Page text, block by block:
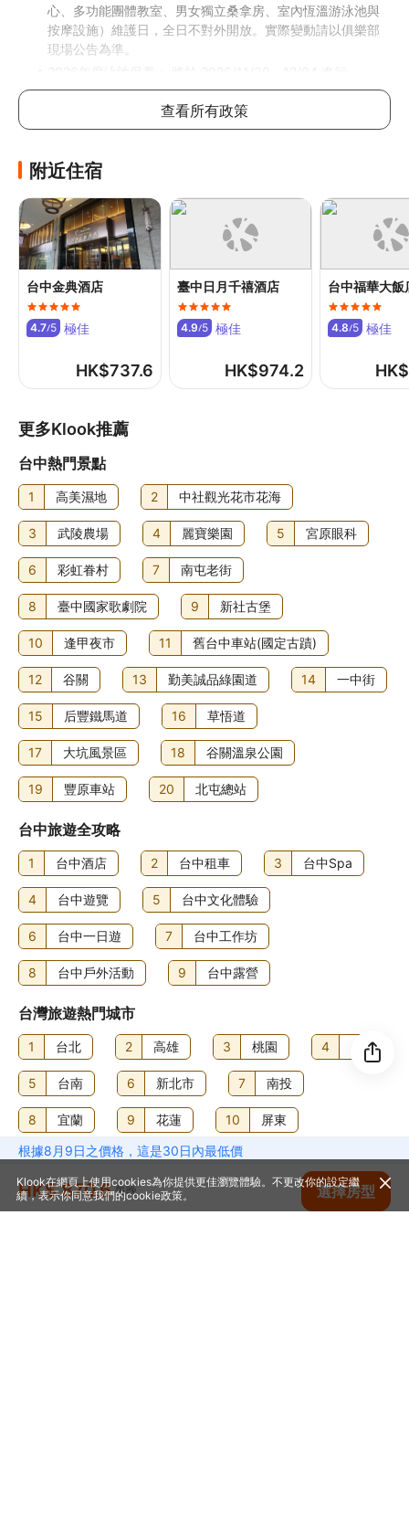
根據8月9日之價格，這是30日內最低價
HK$ 870.6 每晚 選擇房型
查看空房
心、多功能團體教室、男女獨立桑拿房、室內恆溫游泳池與
按摩設施）維護日，全日不對外開放。實際變動請以俱樂部
現場公告為準。
11/30（一）俱樂部全區休館；12/1 - 12/4 僅關閉泳池，其
餘設施正常營運。泳池將於 12/5（六）恢復開放。（註：原
12/7例行休館日移至11/30進行）
任何年齡的兒童均可入住此酒店
年齡 費用
0至3歲
不包餐
免費
不包餐
不包餐
3歲以上兒童入住與成人同價
每間房可允許最多1位3歲或以下兒童與成人共用床鋪。如攜
帶更多兒童，請參考以下說明，具體政策因酒店而異
加床政策
此酒店不可加床
如有兒童同行或額外住客可能需支付額外費用，詳情請向酒
店查詢
寵物政策
不可攜帶寵物
其他費用
自助式早餐費用：成人 TWD748，小童 TWD748 (大約金額)
住宿可能尚有其他額外收費。上述收費及按金不包括稅項，
金額亦可能會有所變動。
食物及飲品
此酒店設有 5 間餐廳，而 溫莎咖啡廳 Windsor Cafe 正是其
一，讓你享用台灣菜。想留在房中的話，你亦可善用客房送
餐服務 (部分時段)。店內的咖啡店/咖啡室亦有小食供應。不
妨到店內的酒吧/酒廊點杯心愛飲品，盡情解渴！住宿每日
06:00 至 10:00 供應自助式早餐，費用另計。
查看所有政策
附近住宿
台中金典酒店
4.7/5 極佳
HK$737.6
臺中日月千禧酒店
4.9/5 極佳
HK$974.2
台中福華大飯
4.8/5 極佳
HK$
更多Klook推薦
台中熱門景點
1 高美濕地 2 中社觀光花市花海
3 武陵農場 4 麗寶樂園 5 宮原眼科
6 彩虹眷村 7 南屯老街
8 臺中國家歌劇院 9 新社古堡
10 逢甲夜市 11 舊台中車站(國定古蹟)
12 谷關 13 勤美誠品綠園道 14 一中街
15 后豐鐵馬道 16 草悟道
17 大坑風景區 18 谷關溫泉公園
19 豐原車站 20 北屯總站
台中旅遊全攻略
1 台中酒店 2 台中租車 3 台中Spa
4 台中遊覽 5 台中文化體驗
6 台中一日遊 7 台中工作坊
8 台中戶外活動 9 台中露營
台灣旅遊熱門城市
1 台北 2 高雄 3 桃園 4 台中
5 台南 6 新北市 7 南投
8 宜蘭 9 花蓮 10 屏東
11 新竹 12 嘉義市 13 苗栗
14 台東 15 澎湖 16 新竹
Klook在網頁上使用cookies為你提供更佳瀏覽體驗。不更改你的設定繼
續，表示你同意我們的cookie政策。